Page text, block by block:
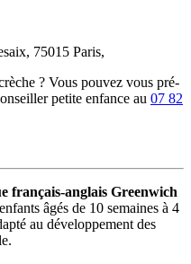
75015 Paris,
? Vous pouvez vous pré-
petite enfance au 07 82
français-anglais Greenwich
âgés de 10 semaines à 4
au développement des